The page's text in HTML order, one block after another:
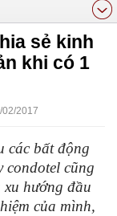
sẻ kinh
khi có 1
02/2017
các bất động
condotel cũng
hướng đầu
của mình,